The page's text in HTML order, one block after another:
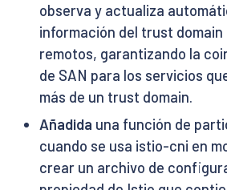
observa y actualiza
información del trust
remotos, garantizando la
de SAN para los servicios
más de un trust domain.
Añadida una función de
cuando se usa istio-cni en
crear un archivo de